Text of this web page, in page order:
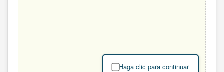
Haga clic para continuar